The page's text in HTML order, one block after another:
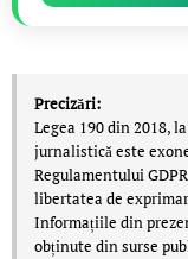
Precizări:
Legea 190 din 2018,
jurnalistică este
Regulamentului
libertatea de
Informațiile din
obținute din surse